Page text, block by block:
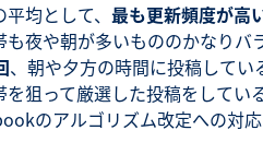
均として、 最も更新頻度が高
も夜や朝が多いもののかなりバ
、朝や夕方の時間に投稿して
を狙って厳選した投稿をしてい
のアルゴリズム改定への対